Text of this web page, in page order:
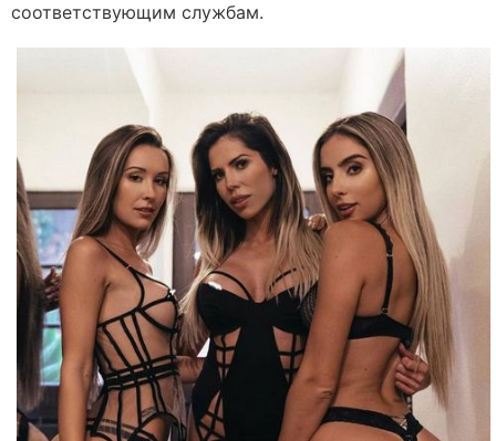
соответствующим службам.